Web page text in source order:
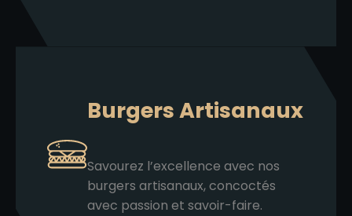
Burgers Artisanaux
Savourez l’excellence avec nos
burgers artisanaux, concoctés
avec passion et savoir-faire.